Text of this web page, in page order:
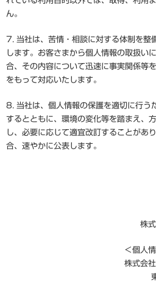
ん。
7. 当社は、苦情・相談に対する体制を整
します。お客さまから個人情報の取扱い
合、その内容について迅速に事実関係等
をもって対応いたします。
8. 当社は、個人情報の保護を適切に行う
するとともに、環境の変化等を踏まえ、
し、必要に応じて適宜改訂することがあ
合、速やかに公表します。
株
＜個人
株式会